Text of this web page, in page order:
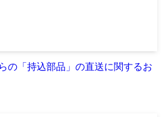
の「持込部品」の直送に関するお